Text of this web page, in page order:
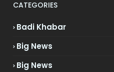
CATEGORIES
Badi Khabar
Big News
Big News